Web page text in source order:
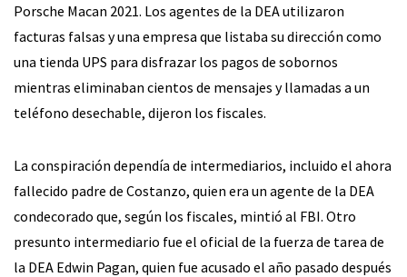
Porsche Macan 2021. Los agentes de la DEA utilizaron
facturas falsas y una empresa que listaba su dirección como
una tienda UPS para disfrazar los pagos de sobornos
mientras eliminaban cientos de mensajes y llamadas a un
teléfono desechable, dijeron los fiscales.
La conspiración dependía de intermediarios, incluido el ahora
fallecido padre de Costanzo, quien era un agente de la DEA
condecorado que, según los fiscales, mintió al FBI. Otro
presunto intermediario fue el oficial de la fuerza de tarea de
la DEA Edwin Pagan, quien fue acusado el año pasado después